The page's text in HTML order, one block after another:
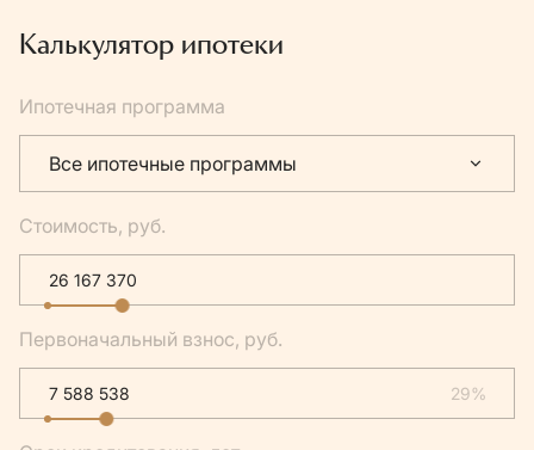
Калькулятор ипотеки
Ипотечная программа
Все ипотечные программы
Стоимость, руб.
Первоначальный взнос, руб.
29%